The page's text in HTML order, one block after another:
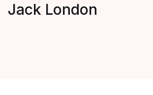
Jack London